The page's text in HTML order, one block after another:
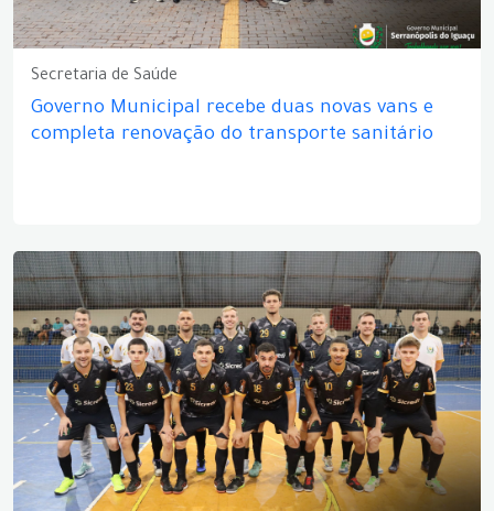
Secretaria de Saúde
Governo Municipal recebe duas novas vans e
completa renovação do transporte sanitário